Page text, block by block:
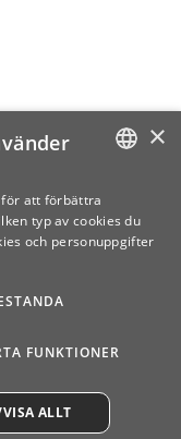
SWEDISH
×
för att förbättra
typ av cookies du
och personuppgifter
FUNKTIONER
ALLT